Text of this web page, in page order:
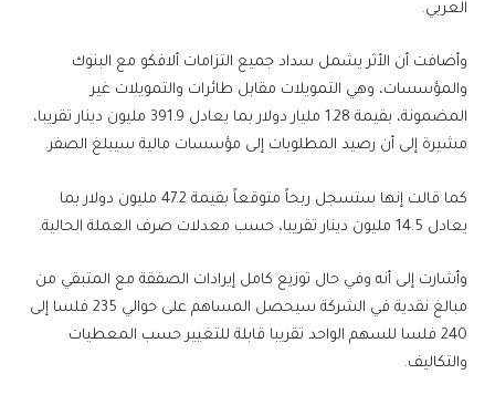
العربي.
وأضافت أن الأثر يشمل سداد جميع التزامات ألافكو مع البنوك
والمؤسسات، وهي التمويلات مقابل طائرات والتمويلات غير
المضمونة، بقيمة 1.28 مليار دولار بما يعادل 391.9 مليون دينار تقريبا،
مشيرة إلى أن رصيد المطلوبات إلى مؤسسات مالية سيبلغ الصفر.
كما قالت إنها ستسجل ربحاً متوقعاً بقيمة 47.2 مليون دولار بما
يعادل 14.5 مليون دينار تقريبا، حسب معدلات صرف العملة الحالية.
وأشارت إلى أنه وفي حال توزيع كامل إيرادات الصفقة مع المتبقي من
مبالغ نقدية في الشركة سيحصل المساهم على حوالي 235 فلسا إلى
240 فلسا للسهم الواحد تقريبا قابلة للتغيير حسب المعطيات
والتكاليف.